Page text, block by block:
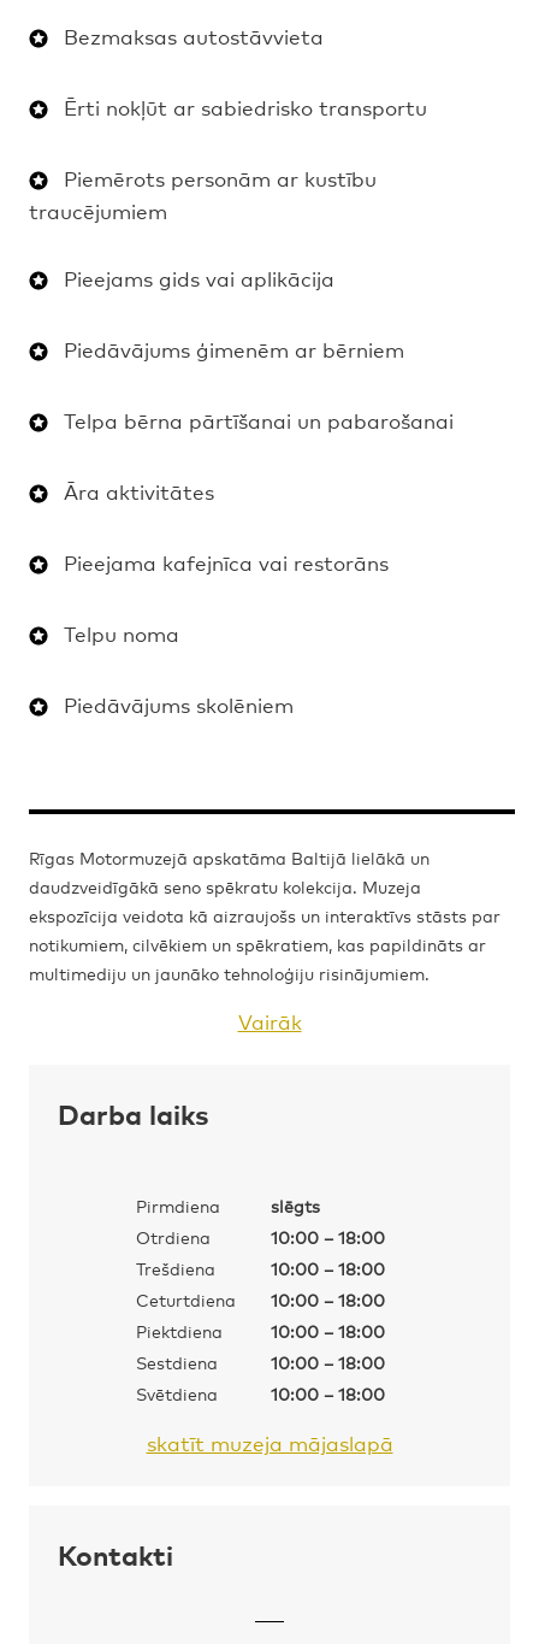
Bezmaksas autostāvvieta
Ērti nokļūt ar sabiedrisko transportu
Piemērots personām ar kustību
traucējumiem
Pieejams gids vai aplikācija
Piedāvājums ģimenēm ar bērniem
Telpa bērna pārtīšanai un pabarošanai
Āra aktivitātes
Pieejama kafejnīca vai restorāns
Telpu noma
Piedāvājums skolēniem
Rīgas Motormuzejā apskatāma Baltijā lielākā un
daudzveidīgākā seno spēkratu kolekcija. Muzeja
ekspozīcija veidota kā aizraujošs un interaktīvs stāsts par
notikumiem, cilvēkiem un spēkratiem, kas papildināts ar
multimediju un jaunāko tehnoloģiju risinājumiem.
Vairāk
Darba laiks
Pirmdiena
slēgts
Otrdiena
10:00 – 18:00
Trešdiena
10:00 – 18:00
Ceturtdiena
10:00 – 18:00
Piektdiena
10:00 – 18:00
Sestdiena
10:00 – 18:00
Svētdiena
10:00 – 18:00
skatīt muzeja mājaslapā
Kontakti